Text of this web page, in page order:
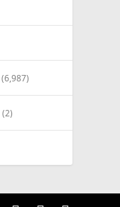
(6,987)
(2)